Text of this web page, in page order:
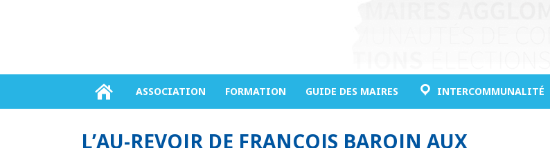
ASSOCIATION FORMATION GUIDE DES MAIRES INTERCOMMUNALITÉ
L’AU-REVOIR DE FRANÇOIS BAROIN AUX